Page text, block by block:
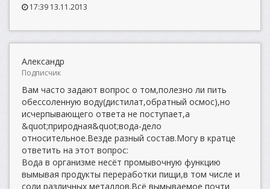
17:39 13.11.2013
Александр
Подписчик
Вам часто задают вопрос о том,полезно ли пить
обессоленную воду(дистилат,обратный осмос),но
исчерпывающего ответа не поступает,а
&quot;природная&quot;вода-дело
относительное.Везде разный состав.Могу в кратце
ответить на этот вопрос:
Вода в организме несёт промывочную функцию
вымывая продукты переработки пищи,в том числе и
соли различных металлов.Всё вымываемое почти